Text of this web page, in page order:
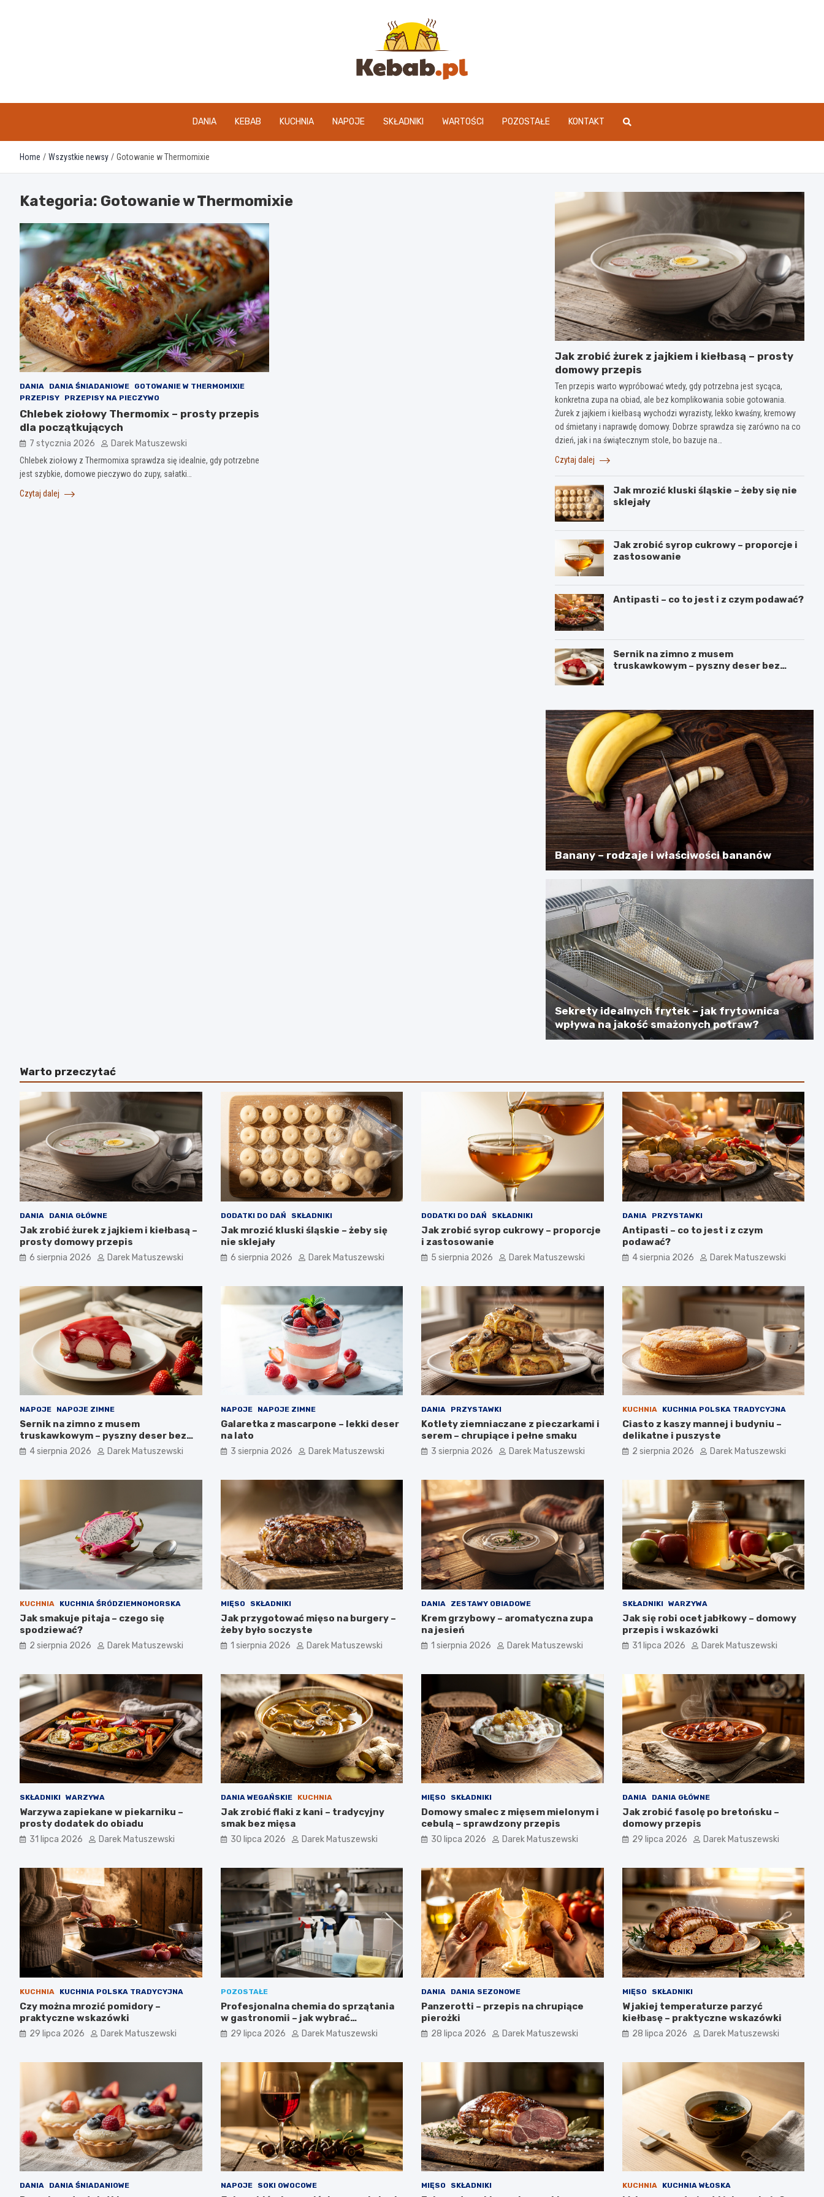
DANIA KEBAB KUCHNIA NAPOJE SKŁADNIKI WARTOŚCI POZOSTAŁE KONTAKT
Home Wszystkie newsy Gotowanie w Thermomixie
Kategoria: Gotowanie w Thermomixie
DANIA DANIA ŚNIADANIOWE
GOTOWANIE W THERMOMIXIE
PRZEPISY
PRZEPISY NA PIECZYWO
Chlebek ziołowy Thermomix – prosty przepis
dla początkujących
7 stycznia 2026 Darek Matuszewski
Chlebek ziołowy z Thermomixa sprawdza się idealnie, gdy potrzebne
jest szybkie, domowe pieczywo do zupy, sałatki…
Czytaj dalej
Jak zrobić żurek z jajkiem i kiełbasą – prosty
domowy przepis
Ten przepis warto wypróbować wtedy, gdy potrzebna jest sycąca,
konkretna zupa na obiad, ale bez komplikowania sobie gotowania.
Żurek z jajkiem i kiełbasą wychodzi wyrazisty, lekko kwaśny, kremowy
od śmietany i naprawdę domowy. Dobrze sprawdza się zarówno na co
dzień, jak i na świątecznym stole, bo bazuje na…
Czytaj dalej
Jak mrozić kluski śląskie – żeby się nie
sklejały
Jak zrobić syrop cukrowy – proporcje i
zastosowanie
Antipasti – co to jest i z czym podawać?
Sernik na zimno z musem
truskawkowym – pyszny deser bez
Banany – rodzaje i właściwości bananów
Sekrety idealnych frytek – jak frytownica
wpływa na jakość smażonych potraw?
Warto przeczytać
DANIA DANIA GŁÓWNE
Jak zrobić żurek z jajkiem i kiełbasą –
prosty domowy przepis
6 sierpnia 2026 Darek Matuszewski
DODATKI DO DAŃ SKŁADNIKI
Jak mrozić kluski śląskie – żeby się
nie sklejały
6 sierpnia 2026 Darek Matuszewski
DODATKI DO DAŃ SKŁADNIKI
Jak zrobić syrop cukrowy – proporcje
i zastosowanie
5 sierpnia 2026 Darek Matuszewski
DANIA PRZYSTAWKI
Antipasti – co to jest i z czym
podawać?
4 sierpnia 2026 Darek Matuszewski
NAPOJE NAPOJE ZIMNE
Sernik na zimno z musem
truskawkowym – pyszny deser bez
pieczenia
4 sierpnia 2026 Darek Matuszewski
NAPOJE NAPOJE ZIMNE
Galaretka z mascarpone – lekki deser
na lato
3 sierpnia 2026 Darek Matuszewski
DANIA PRZYSTAWKI
Kotlety ziemniaczane z pieczarkami i
serem – chrupiące i pełne smaku
3 sierpnia 2026 Darek Matuszewski
KUCHNIA KUCHNIA POLSKA TRADYCYJNA
Ciasto z kaszy mannej i budyniu –
delikatne i puszyste
2 sierpnia 2026 Darek Matuszewski
KUCHNIA KUCHNIA ŚRÓDZIEMNOMORSKA
Jak smakuje pitaja – czego się
spodziewać?
2 sierpnia 2026 Darek Matuszewski
MIĘSO SKŁADNIKI
Jak przygotować mięso na burgery –
żeby było soczyste
1 sierpnia 2026 Darek Matuszewski
DANIA ZESTAWY OBIADOWE
Krem grzybowy – aromatyczna zupa
na jesień
1 sierpnia 2026 Darek Matuszewski
SKŁADNIKI WARZYWA
Jak się robi ocet jabłkowy – domowy
przepis i wskazówki
31 lipca 2026 Darek Matuszewski
SKŁADNIKI WARZYWA
Warzywa zapiekane w piekarniku –
prosty dodatek do obiadu
31 lipca 2026 Darek Matuszewski
DANIA WEGAŃSKIE KUCHNIA
Jak zrobić flaki z kani – tradycyjny
smak bez mięsa
30 lipca 2026 Darek Matuszewski
MIĘSO SKŁADNIKI
Domowy smalec z mięsem mielonym i
cebulą – sprawdzony przepis
30 lipca 2026 Darek Matuszewski
DANIA DANIA GŁÓWNE
Jak zrobić fasolę po bretońsku –
domowy przepis
29 lipca 2026 Darek Matuszewski
KUCHNIA KUCHNIA POLSKA TRADYCYJNA
Czy można mrozić pomidory –
praktyczne wskazówki
29 lipca 2026 Darek Matuszewski
POZOSTAŁE
Profesjonalna chemia do sprzątania
w gastronomii – jak wybrać
odpowiednie produkty i nie
przepłacić?
29 lipca 2026 Darek Matuszewski
DANIA DANIA SEZONOWE
Panzerotti – przepis na chrupiące
pierożki
28 lipca 2026 Darek Matuszewski
MIĘSO SKŁADNIKI
W jakiej temperaturze parzyć
kiełbasę – praktyczne wskazówki
28 lipca 2026 Darek Matuszewski
DANIA DANIA ŚNIADANIOWE NAPOJE SOKI OWOCOWE MIĘSO SKŁADNIKI KUCHNIA KUCHNIA WŁOSKA